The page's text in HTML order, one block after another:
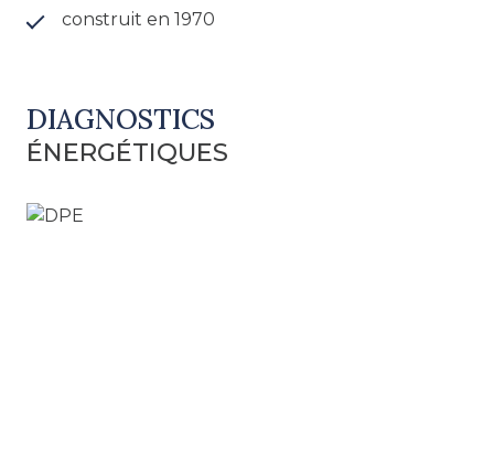
construit en 1970
DIAGNOSTICS
ÉNERGÉTIQUES